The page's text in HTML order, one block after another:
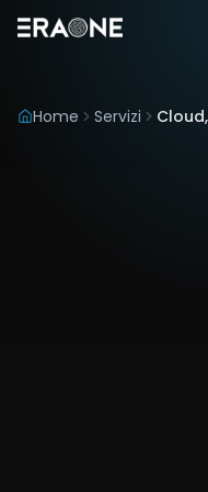
Vai al contenuto
Home Servizi